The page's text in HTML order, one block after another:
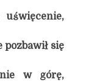
pozbawił się
w górę,